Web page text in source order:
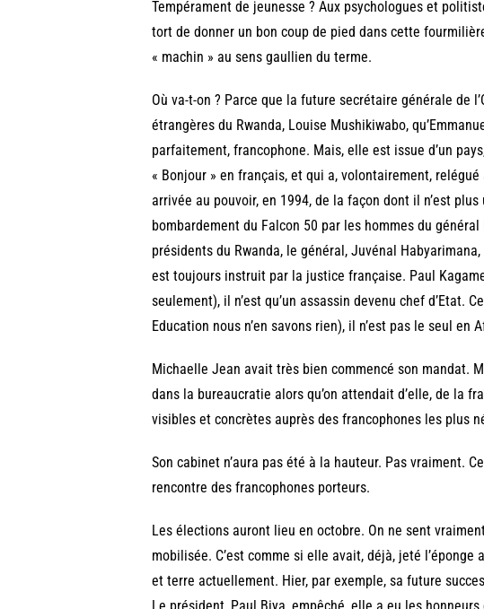
Tempérament de jeunesse ? Aux psychologues et
tort de donner un bon coup de pied dans cette
« machin » au sens gaullien du terme.
Où va-t-on ? Parce que la future secrétaire générale de
étrangères du Rwanda, Louise Mushikiwabo,
parfaitement, francophone. Mais, elle est issue d’un
« Bonjour » en français, et qui a, volontairement,
arrivée au pouvoir, en 1994, de la façon dont il n’est
bombardement du Falcon 50 par les hommes du
présidents du Rwanda, le général, Juvénal
est toujours instruit par la justice française. Paul
seulement), il n’est qu’un assassin devenu chef d’Etat.
Education nous n’en savons rien), il n’est pas le seul
Michaelle Jean avait très bien commencé son mandat.
dans la bureaucratie alors qu’on attendait d’elle, de la
visibles et concrètes auprès des francophones les plus
Son cabinet n’aura pas été à la hauteur. Pas vraiment.
rencontre des francophones porteurs.
Les élections auront lieu en octobre. On ne sent
mobilisée. C’est comme si elle avait, déjà, jeté
et terre actuellement. Hier, par exemple, sa future
Le président, Paul Biya, empêché, elle a eu les